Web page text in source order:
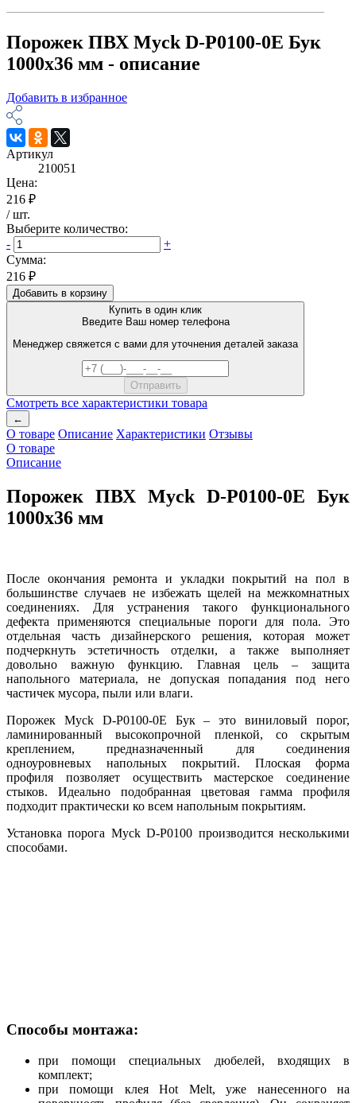
Порожек ПВХ Myck D-P0100-0E Бук
1000х36 мм - описание
Добавить в избранное
Артикул
210051
Цена:
216 ₽
/шт.
Выберите количество:
-
+
Сумма:
216 ₽
Добавить в корзину
Купить в один клик
Введите Ваш номер телефона
Менеджер свяжется с вами для уточнения деталей заказа
Смотреть все характеристики товара
←
О товаре Описание Характеристики Отзывы
О товаре
Описание
Порожек ПВХ Myck D-P0100-0E Бук
1000х36 мм
После окончания ремонта и укладки покрытий на пол в
большинстве случаев не избежать щелей на межкомнатных
соединениях. Для устранения такого функционального
дефекта применяются специальные пороги для пола. Это
отдельная часть дизайнерского решения, которая может
подчеркнуть эстетичность отделки, а также выполняет
довольно важную функцию. Главная цель – защита
напольного материала, не допуская попадания под него
частичек мусора, пыли или влаги.
Порожек Myck D-P0100-0E Бук – это виниловый порог,
ламинированный высокопрочной пленкой, со скрытым
креплением, предназначенный для соединения
одноуровневых напольных покрытий. Плоская форма
профиля позволяет осуществить мастерское соединение
стыков. Идеально подобранная цветовая гамма профиля
подходит практически ко всем напольным покрытиям.
Установка порога Myck D-P0100 производится несколькими
способами.
Способы монтажа:
при помощи специальных дюбелей, входящих в
комплект;
при помощи клея Hot Melt, уже нанесенного на